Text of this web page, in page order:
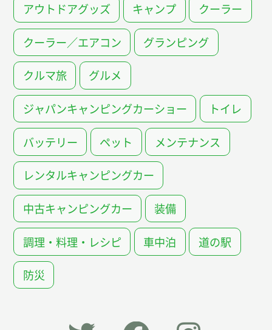
アウトドアグッズ キャンプ クーラー
クーラー／エアコン グランピング
クルマ旅 グルメ
ジャパンキャンピングカーショー トイレ
バッテリー ペット メンテナンス
レンタルキャンピングカー
中古キャンピングカー 装備
調理・料理・レシピ 車中泊 道の駅
防災